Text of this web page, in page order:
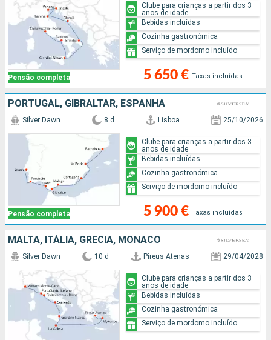
Pensão completa 5 650 € Taxas incluídas
Clube para crianças a partir dos 3
anos de idade
Bebidas incluídas
Cozinha gastronómica
Serviço de mordomo incluído
PORTUGAL, GIBRALTAR, ESPANHA
Pensão completa
Silver Dawn 8 d Lisboa 25/10/2026
5 900 € Taxas incluídas
Clube para crianças a partir dos 3
anos de idade
Bebidas incluídas
Cozinha gastronómica
Serviço de mordomo incluído
MALTA, ITÁLIA, GRÉCIA, MÔNACO
Silver Dawn 10 d Pireus Atenas 29/04/2028
Clube para crianças a partir dos 3
anos de idade
Bebidas incluídas
Cozinha gastronómica
Serviço de mordomo incluído